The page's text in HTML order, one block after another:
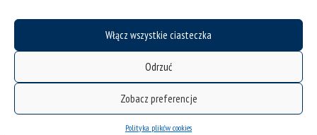
Włącz wszystkie ciasteczka
Odrzuć
Zobacz preferencje
Polityka plików cookies
semestr zimowy 25/26
I rok